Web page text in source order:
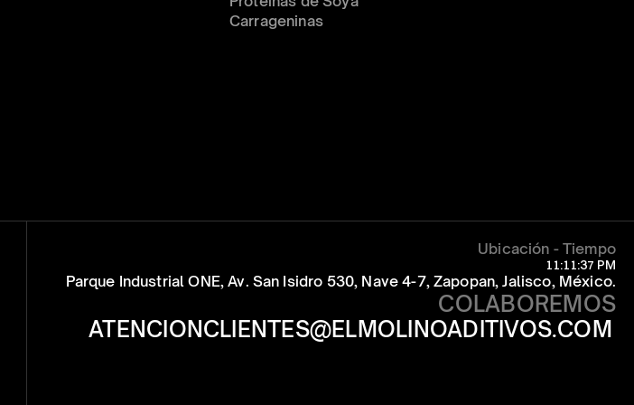
Carrageninas
Ubicación - Tiempo
11:11:37 PM
Parque Industrial ONE, Av. San Isidro 530, Nave 4-7, Zapopan, Jalisco, México.
COLABOREMOS
ATENCIONCLIENTES@ELMOLINOADITIVOS.COM